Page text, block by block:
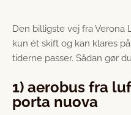
Den billigste vej fra
kun ét skift og kan klares
tiderne passer. Sådan gør
1) aerobus fra
porta nuova